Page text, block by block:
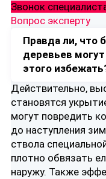
Звонок
Вопрос эксперту
Правда ли, что
деревьев
этого
Действительно,
становятся
могут повредить
до наступления
ствола
плотно обвязать
наружу. Также